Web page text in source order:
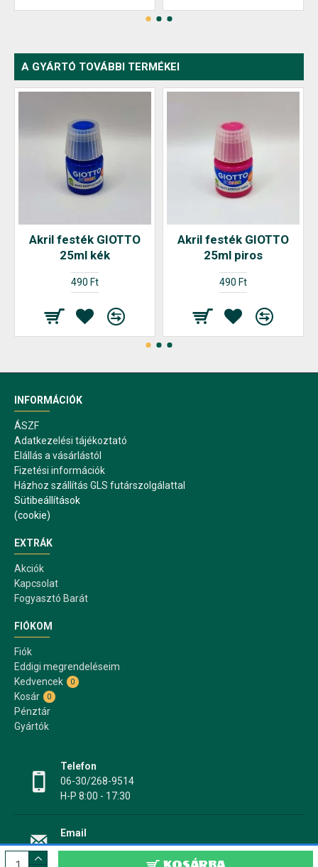
A GYÁRTÓ TOVÁBBI TERMÉKEI
Akril festék GIOTTO
25ml kék
490 Ft
Akril festék GIOTTO
25ml piros
490 Ft
INFORMÁCIÓK
ÁSZF
Adatkezelési tájékoztató
Elállás a vásárlástól
Fizetési információk
Házhoz szállítás GLS futárszolgálattal
Sütibeállítások
(cookie)
EXTRÁK
Akciók
Kapcsolat
Fogyasztó Barát
FIÓKOM
Fiók
Eddigi megrendeléseim
Kedvencek
0
Kosár 0
Pénztár
Gyártók
Telefon
06-30/268-9514
H-P 8:00 - 17:30
Email
info@papir17.hu